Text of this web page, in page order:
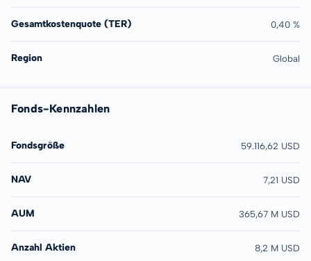
Gesamtkostenquote (TER) 0,40 %
Region Global
Fonds-Kennzahlen
Fondsgröße 59.116,62 USD
NAV 7,21 USD
AUM 365,67 M USD
Anzahl Aktien 8,2 M USD